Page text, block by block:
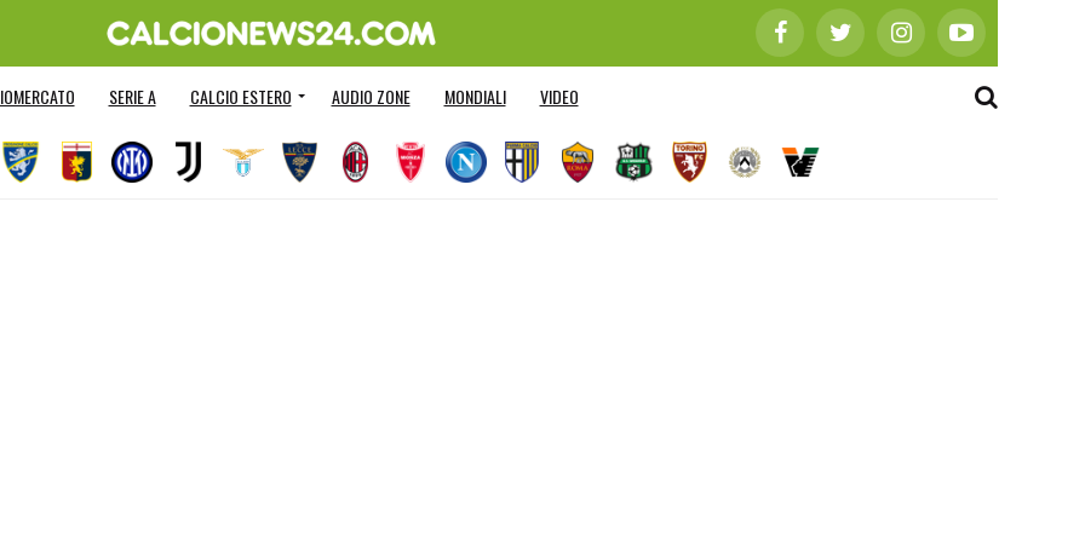
SERIE A CALCIO ESTERO AUDIO ZONE MONDIALI VIDEO